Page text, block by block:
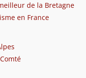
de la Bretagne
en France